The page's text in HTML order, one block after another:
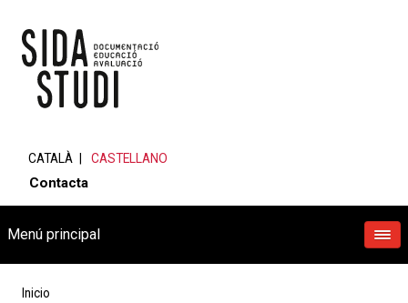
CATALÀ CASTELLANO
Contacta
Menú principal
Inicio